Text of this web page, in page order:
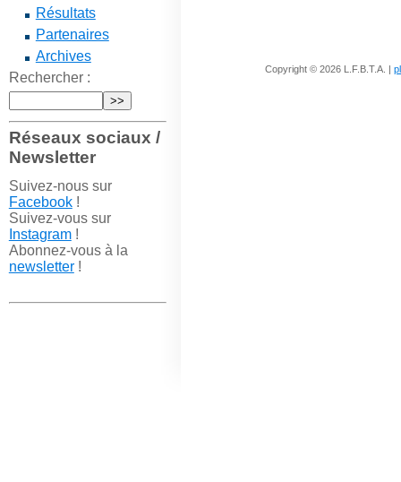
Résultats
Partenaires
Archives
Rechercher :
Réseaux sociaux /
Newsletter
Suivez-nous sur
Facebook!
Suivez-vous sur
Instagram!
Abonnez-vous à la
newsletter!
Copyright © 2026 L.F.B.T.A. |